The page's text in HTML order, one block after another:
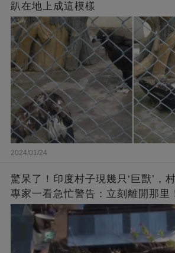
趴在地上成這模樣
2024/01/24
驚呆了！印度村子現幾只‘巨獸’，
專家一看急忙警告：立刻離開那里